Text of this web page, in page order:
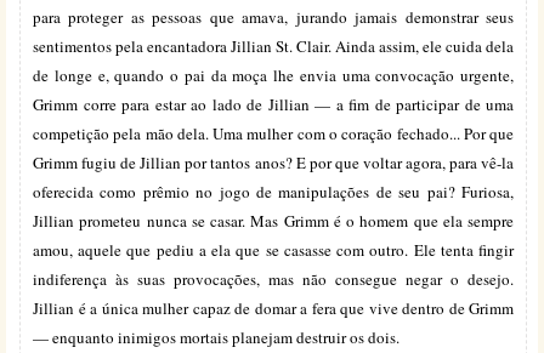
para proteger as pessoas que amava, jurando jamais demonstrar seus
sentimentos pela encantadora Jillian St. Clair. Ainda assim, ele cuida dela
de longe e, quando o pai da moça lhe envia uma convocação urgente,
Grimm corre para estar ao lado de Jillian — a fim de participar de uma
competição pela mão dela. Uma mulher com o coração fechado... Por que
Grimm fugiu de Jillian por tantos anos? E por que voltar agora, para vê-la
oferecida como prêmio no jogo de manipulações de seu pai? Furiosa,
Jillian prometeu nunca se casar. Mas Grimm é o homem que ela sempre
amou, aquele que pediu a ela que se casasse com outro. Ele tenta fingir
indiferença às suas provocações, mas não consegue negar o desejo.
Jillian é a única mulher capaz de domar a fera que vive dentro de Grimm
— enquanto inimigos mortais planejam destruir os dois.